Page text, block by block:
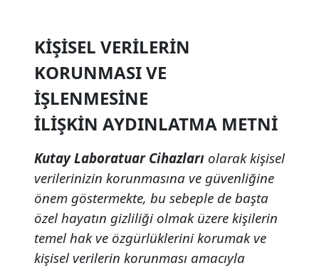
KİŞİSEL VERİLERİN
KORUNMASI VE
İŞLENMESİNE
İLİŞKİN AYDINLATMA METNİ
Kutay Laboratuar Cihazları olarak kişisel
verilerinizin korunmasına ve güvenliğine
önem göstermekte, bu sebeple de başta
özel hayatın gizliliği olmak üzere kişilerin
temel hak ve özgürlüklerini korumak ve
kişisel verilerin korunması amacıyla